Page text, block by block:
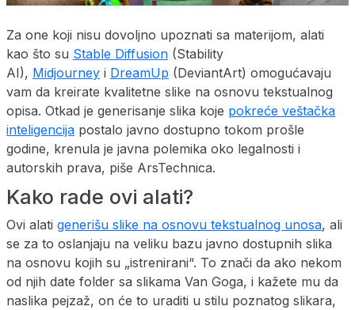
Za one koji nisu dovoljno upoznati sa materijom, alati
kao što su Stable Diffusion (Stability
AI), Midjourney i DreamUp (DeviantArt) omogućavaju
vam da kreirate kvalitetne slike na osnovu tekstualnog
opisa. Otkad je generisanje slika koje pokreće veštačka
inteligencija postalo javno dostupno tokom prošle
godine, krenula je javna polemika oko legalnosti i
autorskih prava, piše ArsTechnica.
Kako rade ovi alati?
Ovi alati generišu slike na osnovu tekstualnog unosa, ali
se za to oslanjaju na veliku bazu javno dostupnih slika
na osnovu kojih su „istrenirani“. To znači da ako nekom
od njih date folder sa slikama Van Goga, i kažete mu da
naslika pejzaž, on će to uraditi u stilu poznatog slikara,